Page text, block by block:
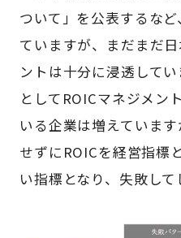
ついて」を公表するな
ていますが、まだまだ
ントは十分に浸透して
としてROICマネジメン
いる企業は増えていま
せずにROICを経営指標
い指標となり、失敗して